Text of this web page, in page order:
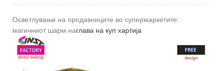
Осветлување на продавниците во супермаркетите:
магичниот шарм наглава на куп хартија